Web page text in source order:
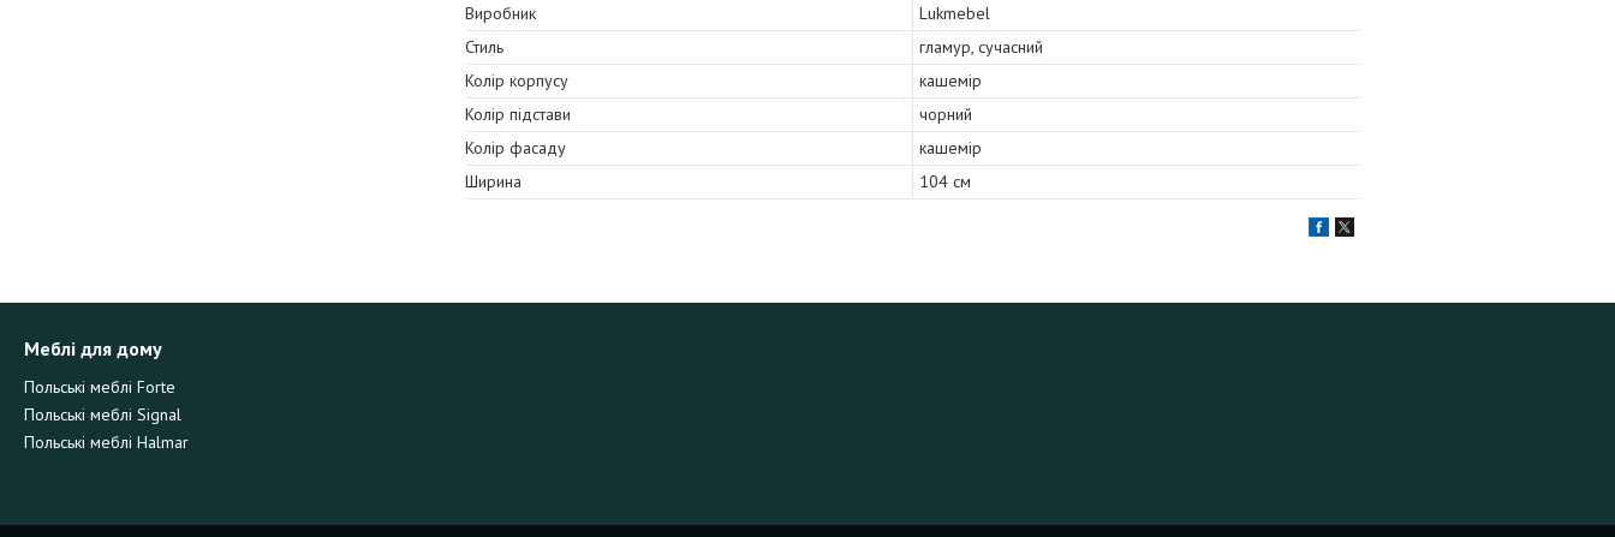
Виробник
Lukmebel
Стиль
гламур, сучасний
Колір корпусу
кашемір
Колір підстави
чорний
Колір фасаду
кашемір
Ширина
104 см
Меблі для дому
Польські меблі Forte
Польські меблі Signal
Польські меблі Halmar